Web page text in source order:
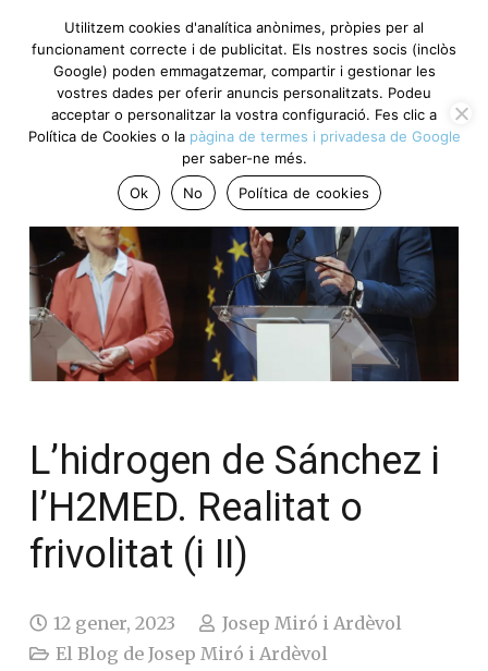
L’hidrogen de Sánchez i
l’H2MED. Realitat o
frivolitat (i II)
12 gener, 2023
Josep Miró i Ardèvol
El Blog de Josep Miró i Ardèvol
Utilitzem cookies d'analítica anònimes, pròpies per al
funcionament correcte i de publicitat. Els nostres socis (inclòs
Google) poden emmagatzemar, compartir i gestionar les
vostres dades per oferir anuncis personalitzats. Podeu
acceptar o personalitzar la vostra configuració. Fes clic a
Política de Cookies o la pàgina de termes i privadesa de Google
per saber-ne més.
Ok
No Política de cookies